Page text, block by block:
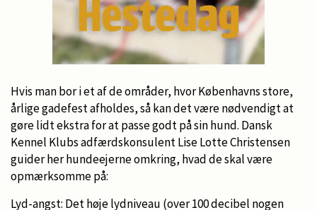
Hvis man bor i et af de områder, hvor Københavns store,
årlige gadefest afholdes, så kan det være nødvendigt at
gøre lidt ekstra for at passe godt på sin hund. Dansk
Kennel Klubs adfærdskonsulent Lise Lotte Christensen
guider her hundeejerne omkring, hvad de skal være
opmærksomme på:
Lyd-angst: Det høje lydniveau (over 100 decibel nogen